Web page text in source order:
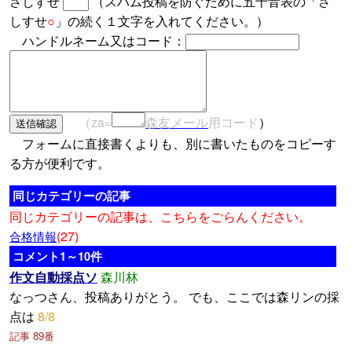
しすせ○ 」の続く１文字を入れてください。）
ハンドルネーム又はコード：
（za= 森友メール用コード）
フォームに直接書くよりも、別に書いたものをコピーす
る方が便利です。
同じカテゴリーの記事
同じカテゴリーの記事は、こちらをごらんください。
合格情報(27)
コメント1～10件
作文自動採点ソ 森川林
なっつさん、投稿ありがとう。 でも、ここでは森リンの採
点は 8/8
記事 89番